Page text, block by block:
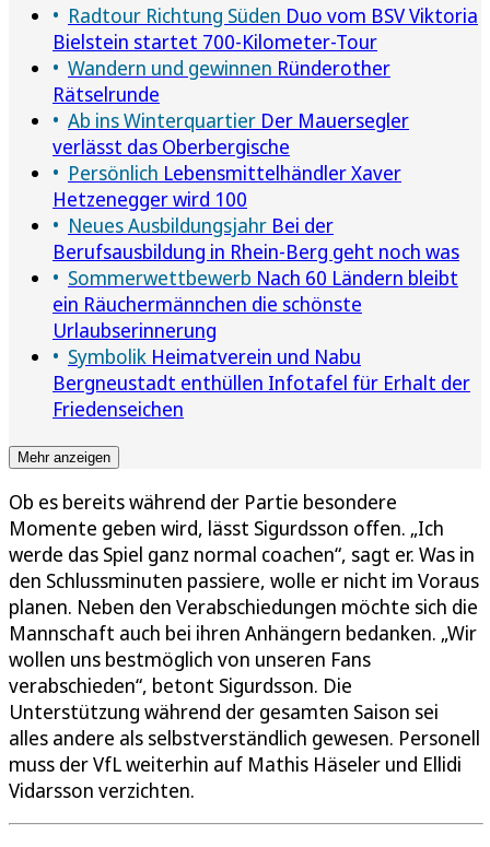
Radtour Richtung Süden Duo vom BSV Viktoria
Bielstein startet 700-Kilometer-Tour
Wandern und gewinnen Ründerother
Rätselrunde
Ab ins Winterquartier Der Mauersegler
verlässt das Oberbergische
Persönlich Lebensmittelhändler Xaver
Hetzenegger wird 100
Neues Ausbildungsjahr Bei der
Berufsausbildung in Rhein-Berg geht noch was
Sommerwettbewerb Nach 60 Ländern bleibt
ein Räuchermännchen die schönste
Urlaubserinnerung
Symbolik Heimatverein und Nabu
Bergneustadt enthüllen Infotafel für Erhalt der
Friedenseichen
Mehr anzeigen
Ob es bereits während der Partie besondere
Momente geben wird, lässt Sigurdsson offen. „Ich
werde das Spiel ganz normal coachen“, sagt er. Was in
den Schlussminuten passiere, wolle er nicht im Voraus
planen. Neben den Verabschiedungen möchte sich die
Mannschaft auch bei ihren Anhängern bedanken. „Wir
wollen uns bestmöglich von unseren Fans
verabschieden“, betont Sigurdsson. Die
Unterstützung während der gesamten Saison sei
alles andere als selbstverständlich gewesen. Personell
muss der VfL weiterhin auf Mathis Häseler und Ellidi
Vidarsson verzichten.